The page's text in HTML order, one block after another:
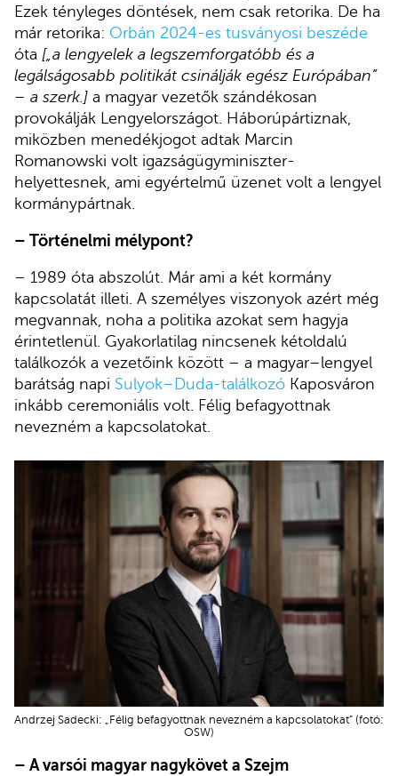
Ezek tényleges döntések, nem csak retorika. De ha
már retorika: Orbán 2024-es tusványosi beszéde
óta [„a lengyelek a legszemforgatóbb és a
legálságosabb politikát csinálják egész Európában”
– a szerk.] a magyar vezetők szándékosan
provokálják Lengyelországot. Háborúpártiznak,
miközben menedékjogot adtak Marcin
Romanowski volt igazságügyminiszter-
helyettesnek, ami egyértelmű üzenet volt a lengyel
kormánypártnak.
– Történelmi mélypont?
– 1989 óta abszolút. Már ami a két kormány
kapcsolatát illeti. A személyes viszonyok azért még
megvannak, noha a politika azokat sem hagyja
érintetlenül. Gyakorlatilag nincsenek kétoldalú
találkozók a vezetőink között – a magyar–lengyel
barátság napi Sulyok–Duda-találkozó Kaposváron
inkább ceremoniális volt. Félig befagyottnak
nevezném a kapcsolatokat.
Andrzej Sadecki: „Félig befagyottnak nevezném a kapcsolatokat” (fotó:
OSW)
– A varsói magyar nagykövet a Szejm